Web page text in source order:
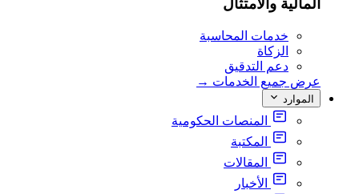
المالية والامتثال
خدمات المحاسبة
الزكاة
دعم التدقيق
عرض جميع الخدمات →
الموارد
المنصات الحكومية
المكتبة
المقالات
الأخبار